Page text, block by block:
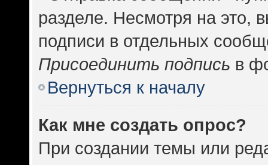
разделе. Несмотря на это,
подписи в отдельных
Присоединить подпись в
Вернуться к началу
Как мне создать опрос?
При создании темы или